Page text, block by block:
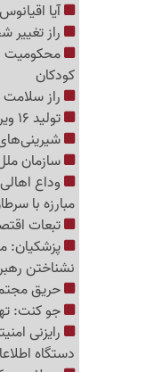
آیا
راز
محکومیت
کودکان
راز
تولید 16 ویروس با کمک هوش مصنوعی!
سازمان
مبارزه با
تبعات
پزشکیان:
نشناختن
حریق
جو کنت:
رایزنی
دستگاه